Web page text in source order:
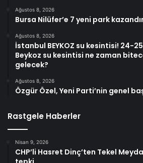
Ağustos 8, 2026
Bursa Nilüfer’e 7 yeni park
Ağustos 8, 2026
İstanbul BEYKOZ su kesintisi! 24-
Beykoz su kesintisi ne zaman
gelecek?
Ağustos 8, 2026
Özgür Özel, Yeni Parti’nin genel
Rastgele Haberler
Nisan 9, 2026
CHP’li Hasret Dinç’ten Tekel